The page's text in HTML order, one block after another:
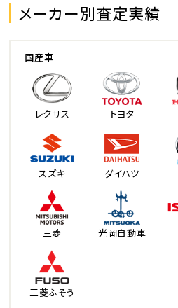
メーカー別査定実績
国産車
レクサス トヨタ
スズキ ダイハツ
三菱 光岡自動車
三菱ふそう